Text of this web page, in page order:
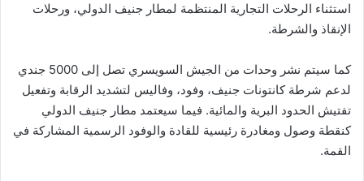
استثناء الرحلات التجارية المنتظمة لمطار جنيف الدولي، ورحلات
الإنقاذ والشرطة.
كما سيتم نشر وحدات من الجيش السويسري تصل إلى 5000 جندي
لدعم شرطة كانتونات جنيف، وفود، وفاليس لتشديد الرقابة وتفعيل
تفتيش الحدود البرية والمائية. فيما سيعتمد مطار جنيف الدولي
كنقطة وصول ومغادرة رئيسية للقادة والوفود الرسمية المشاركة في
القمة.